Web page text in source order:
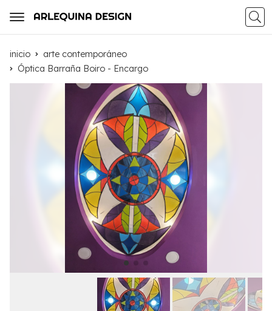
inicio
arte contemporáneo
Óptica Barraña Boiro - Encargo